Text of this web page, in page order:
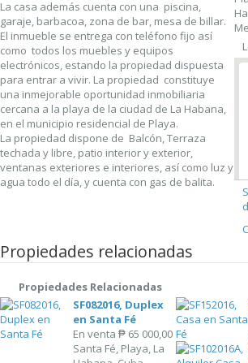
La casa además cuenta con una piscina,
garaje, barbacoa, zona de bar, mesa de billar.
El inmueble se entrega con teléfono fijo así
como todos los muebles y equipos
electrónicos, estando la propiedad dispuesta
para entrar a vivir. La propiedad constituye
una inmejorable oportunidad inmobiliaria
cercana a la playa de la ciudad de La Habana,
en el municipio residencial de Playa.
La propiedad dispone de Balcón, Terraza
techada y libre, patio interior y exterior,
ventanas exteriores e interiores, así como luz y
agua todo el día, y cuenta con gas de balita.
Propiedades relacionadas
Propiedades Relacionadas
SF082016, Duplex
en Santa Fé
En venta₱ 65 000,00
Santa Fé, Playa, La